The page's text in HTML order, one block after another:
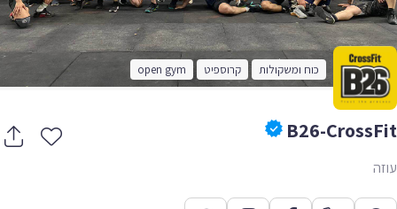
כוח ומשקולות קרוספיט open gym
B26-